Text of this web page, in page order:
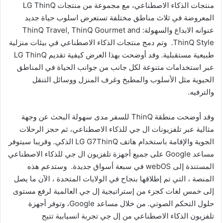
منتجات الذكاء الاصطناعي، مع مجموعة من منتجات LG ThinQ
المعروضة في ثلاث مناطق مختلفة تستعرض اسلوب حياة جديد
عنوانه الابداع والسهولة: ThinQ Travel, ThinQ Gourmet and
ThinQ Style. وتم دمج منتجات الذكاء الاصطناعي في بيئات منزلية
طبيعية مستقبلية. وقد أوضحت بهذا العرض كيفية تقديم LG ThinQ
عبر استخدامات متنوعة لكل جانب من جوانب الحياة في المناطق
الحيوية مثل الأسلوب والمطبخ وغرف المنزل ووسائل التنقل
والترفيه.
وقد أوضحت منطقة ThinQ للسفر مدى سهولة البحث عن وجهة
مثالية عبر تلفزيونات ال جي للذكاء الاصطناعي، ثم حجز الرحلات
الجوية والإقامة باستخدام هاتف LG G7ThinQ الذكي. وقريبا سيتوفر
مساعد Google على جميع أجهزة تلفزيون ال جي للذكاء الاصطناعي
المستندة إلى webOS في سبعة أسواق جديدة. وستدعم هذه
المنصة ، التي تم إطلاقها بنجاح في الولايات المتحدة ، الآن ما يصل
إلى خمس لغات كجزء من إستراتيجية إل جي العالمية لرفع مستوى
حلول التحكم الصوتي. من خلال مساعد Google، وتوفر أجهزة
تلفزيون الذكاء الاصطناعي من إل جي تجربة انسيابية تتيح